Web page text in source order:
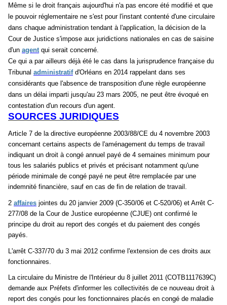
Même si le droit français aujourd'hui n'a pas encore été modifié et que
le pouvoir réglementaire ne s'est pour l'instant contenté d'une circulaire
dans chaque administration tendant à l'application, la décision de la
Cour de Justice s'impose aux juridictions nationales en cas de saisine
d'un agent qui serait concerné.
Ce qui a par ailleurs déjà été le cas dans la jurisprudence française du
Tribunal administratifd'Orléans en 2014 rappelant dans ses
considérants que l'absence de transposition d'une règle européenne
dans un délai imparti jusqu'au 23 mars 2005, ne peut être évoqué en
contestation d'un recours d'un agent.
SOURCES JURIDIQUES
Article 7 de la directive européenne 2003/88/CE du 4 novembre 2003
concernant certains aspects de l'aménagement du temps de travail
indiquant un droit à congé annuel payé de 4 semaines minimum pour
tous les salariés publics et privés et précisant notamment qu'une
période minimale de congé payé ne peut être remplacée par une
indemnité financière, sauf en cas de fin de relation de travail.
2 affaires jointes du 20 janvier 2009 (C-350/06 et C-520/06) et Arrêt C-
277/08 de la Cour de Justice européenne (CJUE) ont confirmé le
principe du droit au report des congés et du paiement des congés
payés.
L'arrêt C-337/70 du 3 mai 2012 confirme l'extension de ces droits aux
fonctionnaires.
La circulaire du Ministre de l'Intérieur du 8 juillet 2011 (COTB1117639C)
demande aux Préfets d'informer les collectivités de ce nouveau droit à
report des congés pour les fonctionnaires placés en congé de maladie